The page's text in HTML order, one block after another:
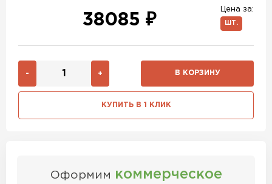
Цена за:
ШТ.
38085 ₽
- + В КОРЗИНУ
КУПИТЬ В 1 КЛИК
Оформим коммерческое